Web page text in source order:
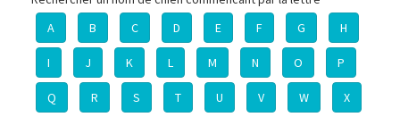
A
B C D E F G H
I J K L M N O P
Q R S T U V W X